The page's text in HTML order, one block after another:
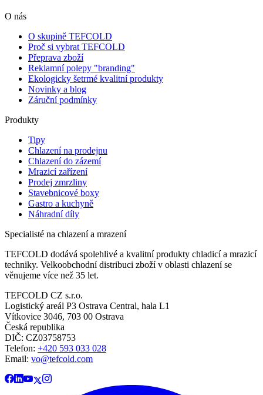
O nás
O skupině TEFCOLD
Proč si vybrat TEFCOLD
Přeprava zboží
Reklamní polepy "branding"
Ekologicky šetrmé kvalitní produkty
Novinky a blog
Záruční podmínky
Produkty
Tipy
Chlazení na prodejnu
Chlazení do zázemí
Mrazicí zařízení
Prodej zmrzliny
Stavebnicové boxy
Gastro a kuchyně
Náhradní díly
Specialisté na chlazení a mrazení
TEFCOLD dodává spolehlivé a kvalitní produkty chladicí a mrazicí
techniky. Velkoobchodní distribuci zboží v oblasti chlazení se
věnujeme více než 35 let.
TEFCOLD CZ s.r.o.
Logistický areál P3 Ostrava Central, hala L1
Vítkovice 3046, 703 00 Ostrava
Česká republika
DIČ: CZ03758753​​​​​​
Telefon: +420 593 033 028
Email: vo@tefcold.com